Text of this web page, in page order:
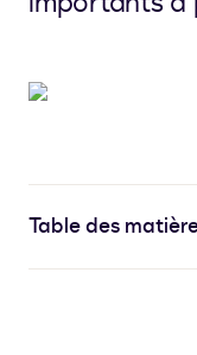
Table des